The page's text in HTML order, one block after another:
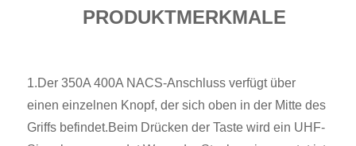
PRODUKTMERKMALE
1.Der 350A 400A NACS-Anschluss verfügt über
einen einzelnen Knopf, der sich oben in der Mitte des
Griffs befindet.Beim Drücken der Taste wird ein UHF-